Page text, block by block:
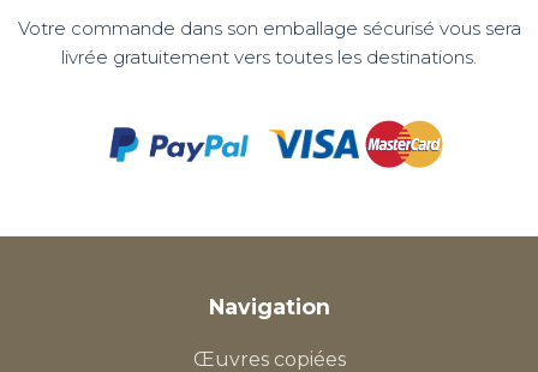
Votre commande dans son emballage sécurisé vous sera
livrée gratuitement vers toutes les destinations.
Navigation
Œuvres copiées